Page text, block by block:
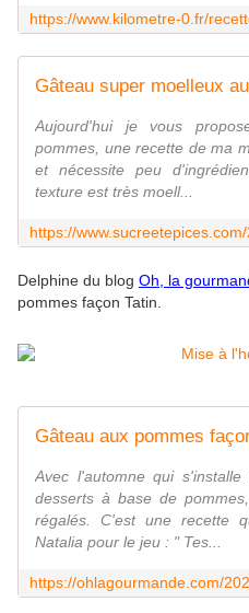
Aujourd'hui je vous
pommes, une recette de ma
et nécessite peu
texture est très moell...
Delphine du blog Oh, la
pommes façon Tatin.
Gâteau aux pommes
Avec l'automne qui
desserts à base de
régalés. C'est une recette
Natalia pour le jeu : " Tes...